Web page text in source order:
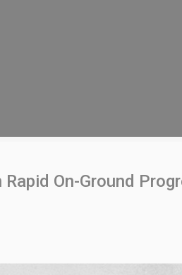
On-Ground